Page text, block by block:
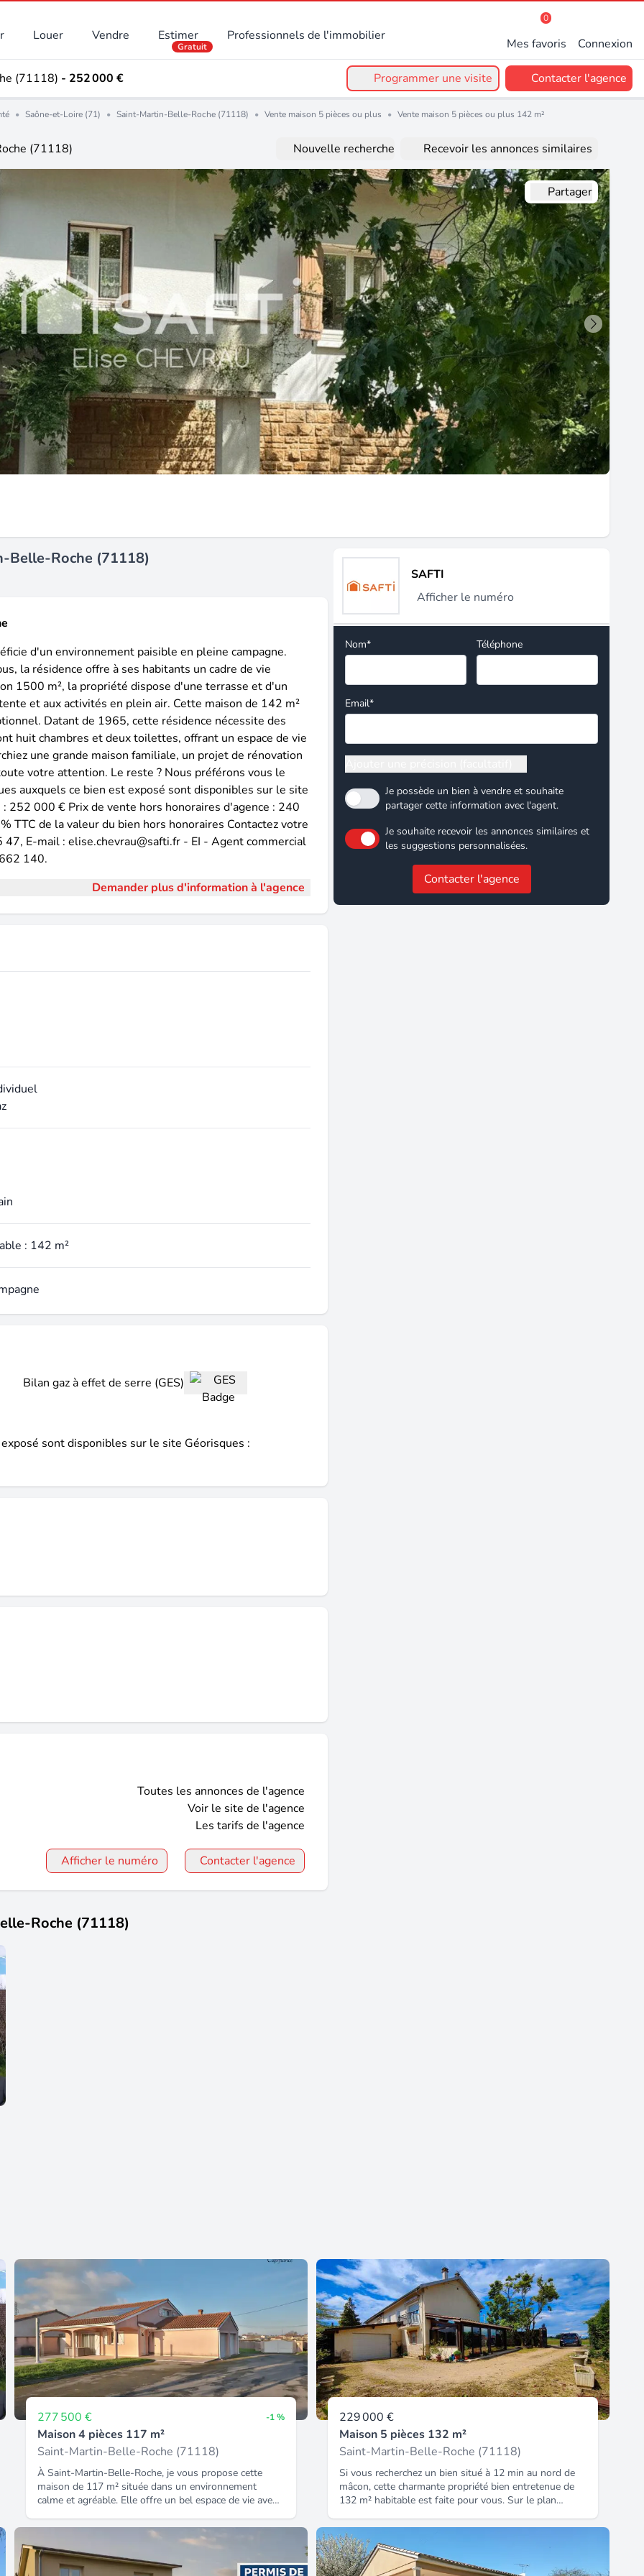
Louer Vendre Estimer
Gratuit
Professionnels de l'immobilier
0
Mes favoris Connexion
(71118) - 252 000 € Programmer une visite Contacter l'agence
• Saône-et-Loire (71) • Saint-Martin-Belle-Roche (71118) • Vente maison 5 pièces ou plus • Vente maison 5 pièces ou plus 142 m²
(71118) Nouvelle recherche Recevoir les annonces similaires
Partager
Belle-Roche (71118)
d'un environnement paisible en pleine campagne.
la résidence offre à ses habitants un cadre de vie
1500 m², la propriété dispose d'une terrasse et d'un
et aux activités en plein air. Cette maison de 142 m²
Datant de 1965, cette résidence nécessite des
huit chambres et deux toilettes, offrant un espace de vie
une grande maison familiale, un projet de rénovation
votre attention. Le reste ? Nous préférons vous le
auxquels ce bien est exposé sont disponibles sur le site
252 000 € Prix de vente hors honoraires d'agence : 240
TTC de la valeur du bien hors honoraires Contactez votre
E-mail : elise.chevrau@safti.fr - EI - Agent commercial
140.
Demander plus d'information à l'agence
: 142 m²
Bilan gaz à effet de serre (GES)
sont disponibles sur le site Géorisques :
Toutes les annonces de l'agence
Voir le site de l'agence
Les tarifs de l'agence
Afficher le numéro Contacter l'agence
SAFTI
Afficher le numéro
Nom* Téléphone
Email*
Je possède un bien à vendre et souhaite
partager cette information avec l'agent.
Je souhaite recevoir les annonces similaires et
les suggestions personnalisées.
Contacter l'agence
Roche (71118)
277 500 € -1 %
Maison 4 pièces 117 m²
Saint-Martin-Belle-Roche (71118)
À Saint-Martin-Belle-Roche, je vous propose cette
maison de 117 m² située dans un environnement
calme et agréable. Elle offre un bel espace de vie avec
équipée, ainsi que deux chambres, une salle de bain et
un WC indépendant. L'un des atouts majeurs de cette
maison est sa grande mezzanine de plus de 40 m²,
idéale pour créer un espace supplémentaire selon vos
229 000 €
Maison 5 pièces 132 m²
Saint-Martin-Belle-Roche (71118)
Si vous recherchez un bien situé à 12 min au nord de
mâcon, cette charmante propriété bien entretenue de
132 m² habitable est faite pour vous. Sur le plan
elle dépend offre toutes les commodités possibles :
école élémentaire, grande surface, médecins,. Édifiée
sur un agréable terrain clos et arboré de 986 m², sans
aucun vis-à-vis, cette propriété mitoyenne sur deux